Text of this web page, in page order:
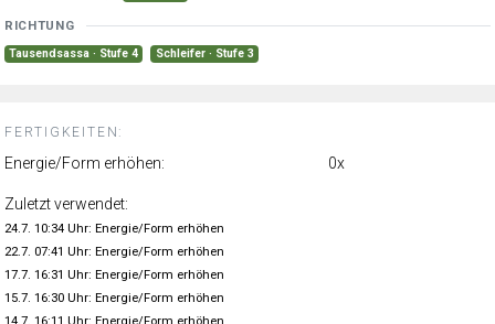
RICHTUNG
Tausendsassa · Stufe 4 Schleifer · Stufe 3
FERTIGKEITEN:
Energie/Form erhöhen: 0x
Zuletzt verwendet:
24.7. 10:34 Uhr: Energie/Form erhöhen
22.7. 07:41 Uhr: Energie/Form erhöhen
17.7. 16:31 Uhr: Energie/Form erhöhen
15.7. 16:30 Uhr: Energie/Form erhöhen
14.7. 16:11 Uhr: Energie/Form erhöhen